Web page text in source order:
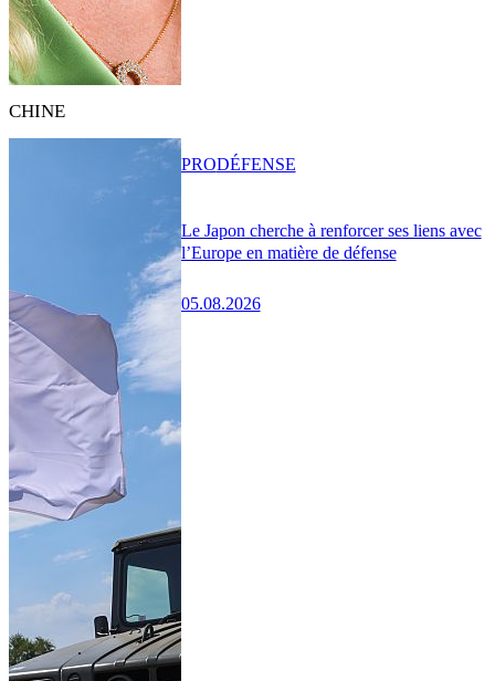
CHINE
Le Japon cherche à renforcer ses liens avec
l’Europe en matière de défense
05.08.2026
PRODÉFENSE